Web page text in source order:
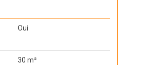
Oui
30 m²